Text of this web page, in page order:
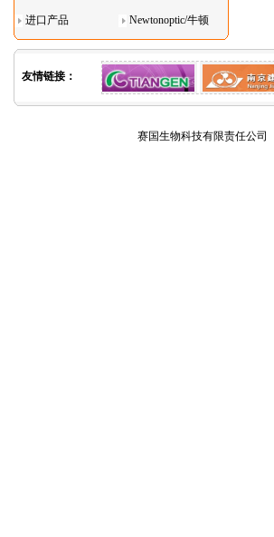
进口产品 Newtonoptic/牛顿
光学
友情链接：
赛国生物科技有限责任公司